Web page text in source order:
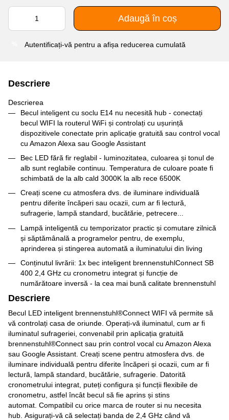
Adaugă în coș
Autentificați-vă pentru a afișa reducerea cumulată
Descriere
Descrierea
Becul inteligent cu soclu E14 nu necesită hub - conectați
becul WIFI la routerul WiFi și controlați cu ușurință
dispozitivele conectate prin aplicație gratuită sau control vocal
cu Amazon Alexa sau Google Assistant
Bec LED fără fir reglabil - luminozitatea, culoarea și tonul de
alb sunt reglabile continuu. Temperatura de culoare poate fi
schimbată de la alb cald 3000K la alb rece 6500K
Creați scene cu atmosfera dvs. de iluminare individuală
pentru diferite încăperi sau ocazii, cum ar fi lectură,
sufragerie, lampă standard, bucătărie, petrecere...
Lampă inteligentă cu temporizator practic și comutare zilnică
și săptămânală a programelor pentru, de exemplu,
aprinderea și stingerea automată a iluminatului din living
Conținutul livrării: 1x bec inteligent brennenstuhlConnect SB
400 2,4 GHz cu cronometru integrat și funcție de
numărătoare inversă - la cea mai bună calitate brennenstuhl
Descriere
Becul LED inteligent brennenstuhl®Connect WIFI vă permite să
vă controlați casa de oriunde. Operați-vă iluminatul, cum ar fi
iluminatul sufrageriei, convenabil prin aplicația gratuită
brennenstuhl®Connect sau prin control vocal cu Amazon Alexa
sau Google Assistant. Creați scene pentru atmosfera dvs. de
iluminare individuală pentru diferite încăperi și ocazii, cum ar fi
lectură, lampă standard, bucătărie, sufragerie. Datorită
cronometrului integrat, puteți configura și funcții flexibile de
cronometru, astfel încât becul să fie aprins și stins
automat. Compatibil cu orice marca de router si nu necesita
hub. Asigurați-vă că selectați banda de 2,4 GHz când vă